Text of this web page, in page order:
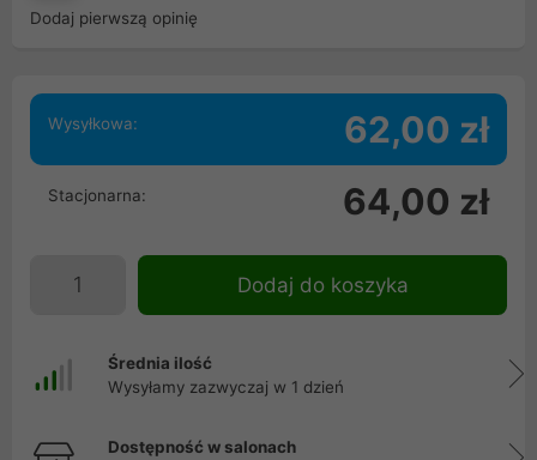
Dodaj pierwszą opinię
Wysyłkowa: 62,00 zł
Stacjonarna: 64,00 zł
Dodaj do koszyka
Średnia ilość
Wysyłamy zazwyczaj w 1 dzień
Dostępność w salonach